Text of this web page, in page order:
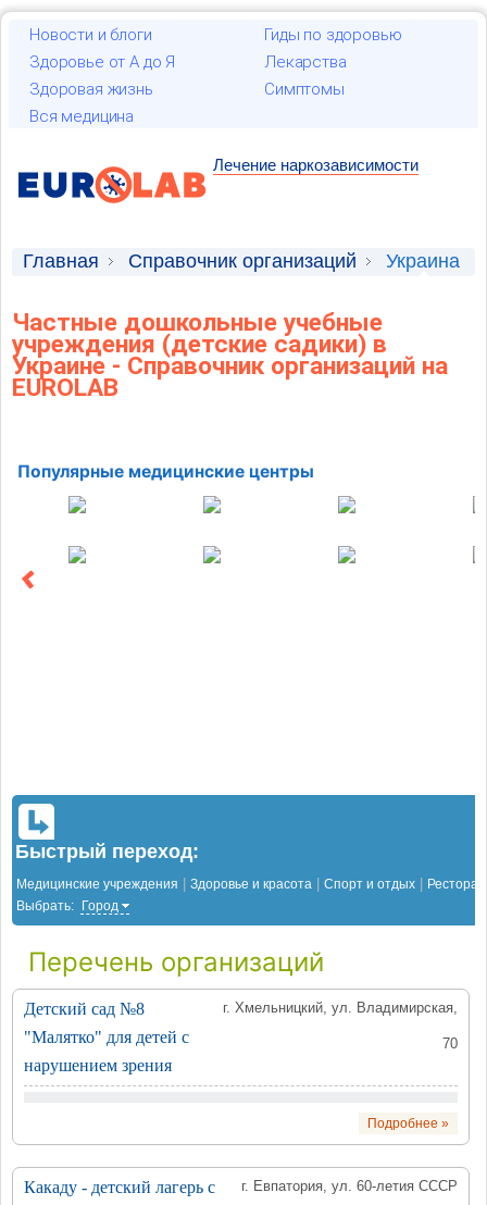
Новости и блоги
Гиды по здоровью
Здоровье от А до Я
Лекарства
Здоровая жизнь
Симптомы
Вся медицина
Лечение наркозависимости
Главная Справочник организаций Украина
Частные дошкольные учебные
учреждения (детские садики) в
Украине - Справочник организаций на
EUROLAB
Популярные медицинские центры
Быстрый переход:
Медицинские учреждения Здоровье и красота Спорт и отдых
Выбрать:
Город
Перечень организаций
г. Хмельницкий, ул. Владимирская,
70
Детский сад №8
"Малятко" для детей с
нарушением зрения
Подробнее »
г. Евпатория, ул. 60-летия СССР
Какаду - детский лагерь с